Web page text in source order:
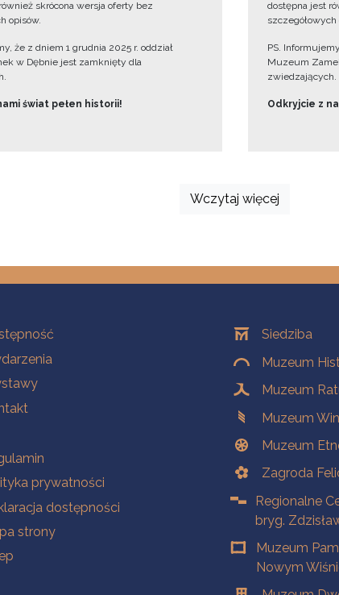
skrócona wersja oferty bez
opisów.
że z dniem 1 grudnia 2025 r. oddział
w Dębnie jest zamknięty dla
świat pełen historii!
dostępna jest
szczegółowych
PS.
Muzeum
zwiedzających.
Odkryjcie z
Wczytaj więcej
skróty
skróty
prywatności
dostępności
strony
OddziałySiedziba
Muzeum
Muzeum
Muzeum
Muzeum
Zagroda
Regionalne
bryg.
Muzeum
Nowym